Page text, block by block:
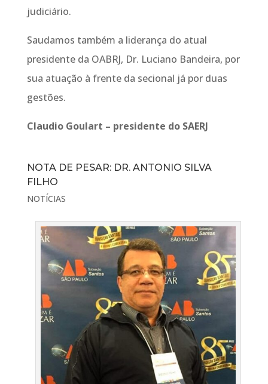
judiciário.
Saudamos também a liderança do atual
presidente da OABRJ, Dr. Luciano Bandeira, por
sua atuação à frente da secional já por duas
gestões.
Claudio Goulart – presidente do SAERJ
NOTA DE PESAR: DR. ANTONIO SILVA
FILHO
NOTÍCIAS